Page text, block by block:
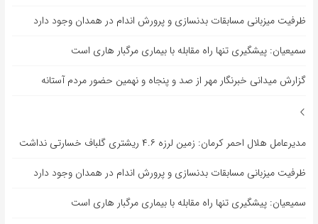
ظرفیت میزبانی مسابقات بدنسازی و پرورش اندام در همدان وجود دارد
سمیعیان: پیشگیری تنها راه مقابله با بیماری مرگبار هاری است
گزارش میدانی خبرنگار مهر از صد و پنجاه و نهمین حضور مردم آستانه
مدیرعامل هلال احمر کرمان: زمین لرزه ۴.۶ ریشتری گلباف خسارتی نداشت
ظرفیت میزبانی مسابقات بدنسازی و پرورش اندام در همدان وجود دارد
سمیعیان: پیشگیری تنها راه مقابله با بیماری مرگبار هاری است